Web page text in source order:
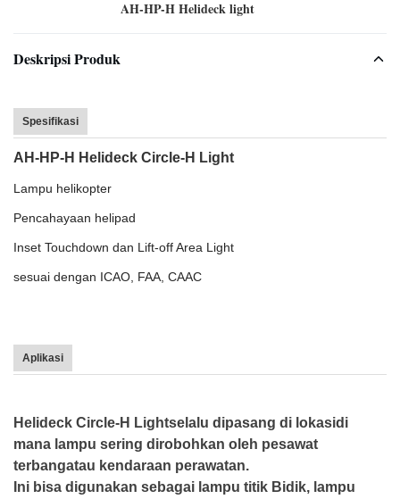
AH-HP-H Helideck light
Deskripsi Produk
Spesifikasi
AH-HP-H Helideck Circle-H Light
Lampu helikopter
Pencahayaan helipad
Inset Touchdown dan Lift-off Area Light
sesuai dengan ICAO, FAA, CAAC
Aplikasi
Helideck Circle-H Lightselalu dipasang di lokasidi
mana lampu sering dirobohkan oleh pesawat
terbangatau kendaraan perawatan.
Ini bisa digunakan sebagai lampu titik Bidik, lampu